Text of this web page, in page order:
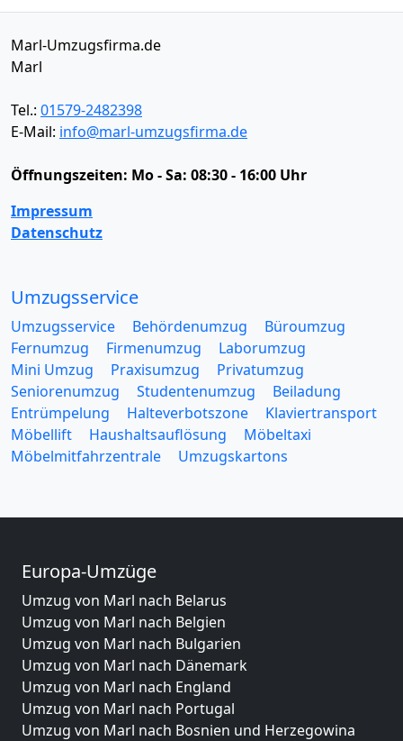
Marl-Umzugsfirma.de
Marl
Tel.: 01579-2482398
E-Mail: info@marl-umzugsfirma.de
Öffnungszeiten: Mo - Sa: 08:30 - 16:00 Uhr
Impressum
Datenschutz
Umzugsservice
Umzugsservice Behördenumzug
Büroumzug
Fernumzug
Firmenumzug
Laborumzug
Mini Umzug
Praxisumzug
Privatumzug
Seniorenumzug
Studentenumzug
Beiladung
Entrümpelung
Halteverbotszone
Klaviertransport
Möbellift
Haushaltsauflösung
Möbeltaxi
Möbelmitfahrzentrale
Umzugskartons
Europa-Umzüge
Umzug von Marl nach Belarus
Umzug von Marl nach Belgien
Umzug von Marl nach Bulgarien
Umzug von Marl nach Dänemark
Umzug von Marl nach England
Umzug von Marl nach Portugal
Umzug von Marl nach Bosnien und Herzegowina